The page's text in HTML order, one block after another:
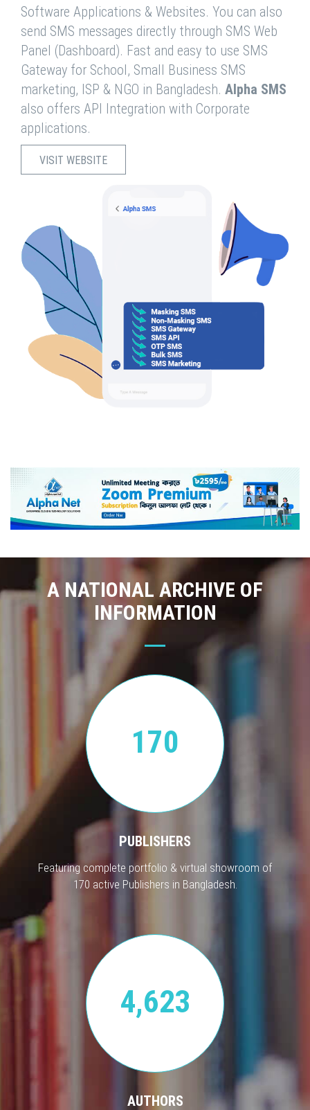
Software Applications & Websites. You can also
send SMS messages directly through SMS Web
Panel (Dashboard). Fast and easy to use SMS
Gateway for School, Small Business SMS
marketing, ISP & NGO in Bangladesh. Alpha SMS
also offers API Integration with Corporate
applications.
VISIT WEBSITE
A NATIONAL ARCHIVE OF
INFORMATION
170
PUBLISHERS
Featuring complete portfolio & virtual showroom of
170 active Publishers in Bangladesh.
4,623
AUTHORS